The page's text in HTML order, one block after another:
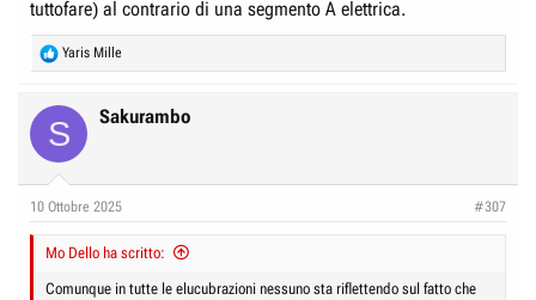
tuttofare) al contrario di una segmento A elettrica.
R
e
t
s
Yaris Mille
S Sakurambo
10 Ottobre 2025 #307
Mo Dello ha scritto:
Comunque in tutte le elucubrazioni nessuno sta riflettendo sul fatto che